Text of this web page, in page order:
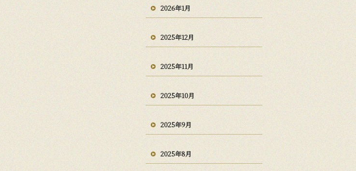
2026年1月
2025年12月
2025年11月
2025年10月
2025年9月
2025年8月